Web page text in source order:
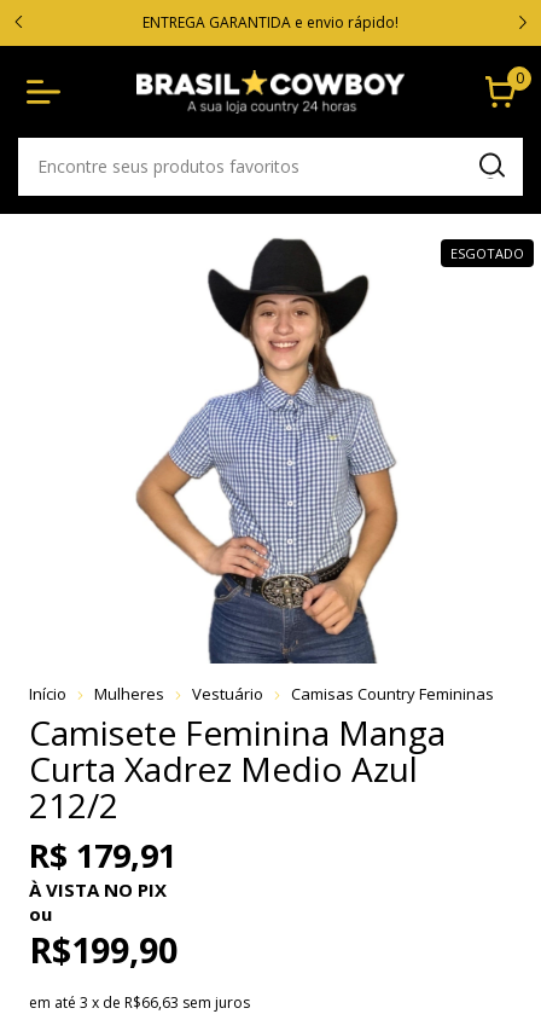
ENTREGA GARANTIDA e envio rápido!
0
ESGOTADO
Início Mulheres Vestuário Camisas Country Femininas
Camisete Feminina Manga
Curta Xadrez Medio Azul
212/2
R$ 179,91
À VISTA NO PIX
ou
R$199,90
em até 3 x de R$66,63 sem juros